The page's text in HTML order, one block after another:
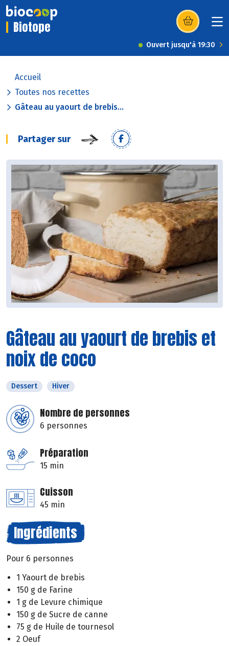
Biotope (s’ouvre dans
Ouvert jusqu'à 19:30
Accueil
Toutes nos recettes
Gâteau au yaourt de brebis...
Partager sur
Gâteau au yaourt de brebis et
noix de coco
Dessert Hiver
Nombre de personnes
6 personnes
Préparation
15 min
Cuisson
45 min
Ingrédients
Pour 6 personnes
1 Yaourt de brebis
150 g de Farine
1 g de Levure chimique
150 g de Sucre de canne
75 g de Huile de tournesol
2 Oeuf